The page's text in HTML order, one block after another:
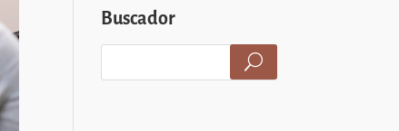
Buscador